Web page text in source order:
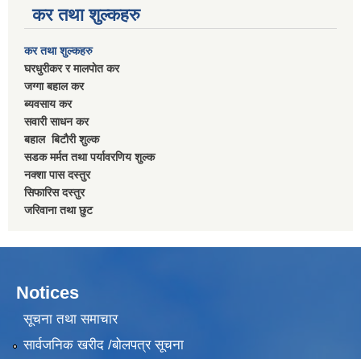
कर तथा शुल्कहरु
कर तथा शुल्कहरु
घरधुरीकर र मालपाेत कर
जग्गा बहाल कर
ब्यवसाय कर
सवारी साधन कर
बहाल बिटाैरी शुल्क
सडक मर्मत तथा पर्यावरणिय शुल्क
नक्शा पास दस्तुर
सिफारिस दस्तुर
जरिवाना तथा छुट
Notices
सूचना तथा समाचार
सार्वजनिक खरीद /बोलपत्र सूचना